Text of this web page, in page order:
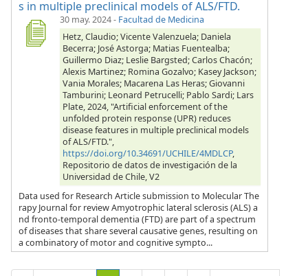
s in multiple preclinical models of ALS/FTD.
30 may. 2024- Facultad de Medicina
Hetz, Claudio; Vicente Valenzuela; Daniela
Becerra; José Astorga; Matias Fuentealba;
Guillermo Diaz; Leslie Bargsted; Carlos Chacón;
Alexis Martinez; Romina Gozalvo; Kasey Jackson;
Vania Morales; Macarena Las Heras; Giovanni
Tamburini; Leonard Petrucelli; Pablo Sardi; Lars
Plate, 2024, "Artificial enforcement of the
unfolded protein response (UPR) reduces
disease features in multiple preclinical models
of ALS/FTD.",
https://doi.org/10.34691/UCHILE/4MDLCP,
Repositorio de datos de investigación de la
Universidad de Chile, V2
Data used for Research Article submission to Molecular The
rapy Journal for review Amyotrophic lateral sclerosis (ALS) a
nd fronto-temporal dementia (FTD) are part of a spectrum
of diseases that share several causative genes, resulting on
a combinatory of motor and cognitive sympto...